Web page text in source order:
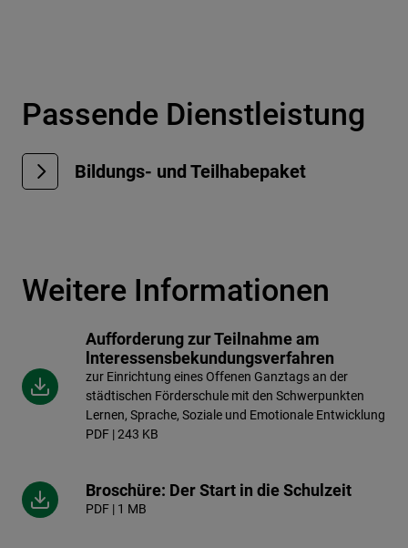
Passende Dienstleistung
Bildungs- und Teilhabepaket
Weitere Informationen
Aufforderung zur Teilnahme am
lnteressensbekundungsverfahren
zur Einrichtung eines Offenen Ganztags an der
städtischen Förderschule mit den Schwerpunkten
Lernen, Sprache, Soziale und Emotionale Entwicklung
PDF | 243 KB
Broschüre: Der Start in die Schulzeit
PDF | 1 MB